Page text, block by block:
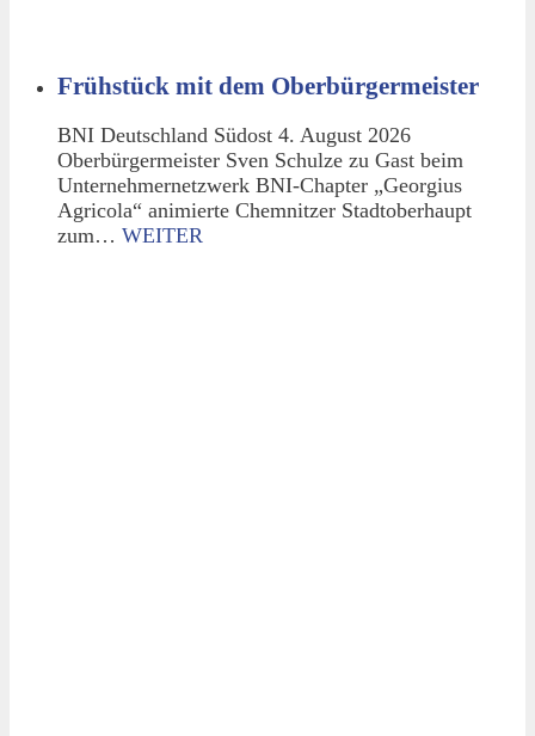
Frühstück mit dem Oberbürgermeister
BNI Deutschland Südost 4. August 2026
Oberbürgermeister Sven Schulze zu Gast beim
Unternehmernetzwerk BNI-Chapter „Georgius
Agricola“ animierte Chemnitzer Stadtoberhaupt
zum… WEITER